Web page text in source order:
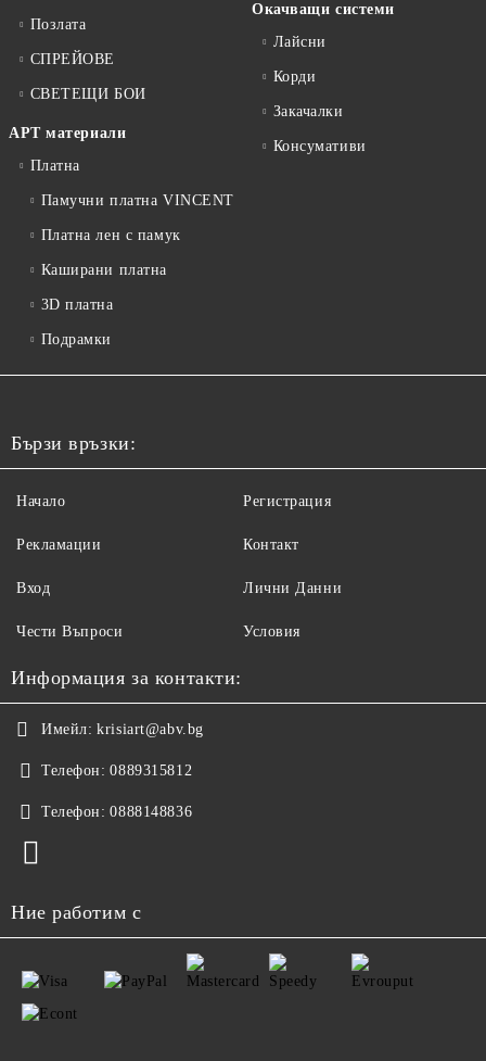
Позлата
СПРЕЙОВЕ
СВЕТЕЩИ БОИ
АРТ материали
Платна
Памучни платна VINCENT
Платна лен с памук
Каширани платна
3D платна
Подрамки
Окачващи системи
Лайсни
Корди
Закачалки
Консумативи
Бързи връзки:
Начало
Рекламации
Вход
Чести Въпроси
Регистрация
Контакт
Лични Данни
Условия
Информация за контакти:
Имейл: krisiart@abv.bg
Телефон: 0889315812
Телефон: 0888148836
Ние работим с